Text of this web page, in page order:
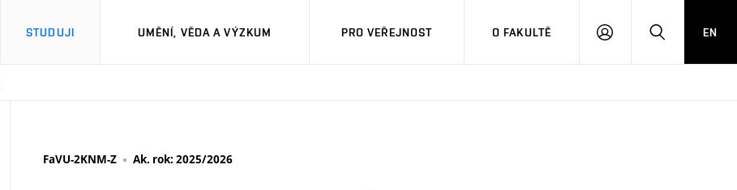
STUDUJI UMĚNÍ, VĚDA A VÝZKUM PRO VEŘEJNOST O FAKULTĚ
PŘIHLÁSITHLEDAT
EN
FaVU-2KNM-Z Ak. rok: 2025/2026